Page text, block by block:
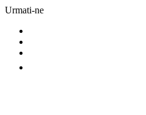
Urmati-ne